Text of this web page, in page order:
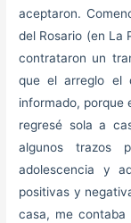
aceptaron.
del Rosario (en La
contrataron un
que el arreglo el
informado, porque
regresé sola a
algunos trazos
adolescencia y
positivas y
casa, me